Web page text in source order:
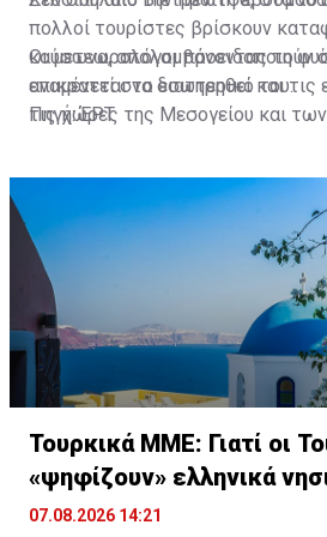
πολλοί τουρίστες βρίσκουν
καύσωνα, απολαμβάνοντας τη
επικρατεί στο εσωτερικό του.
Οι μετεωρολόγοι προειδοποιούν
αναμένεται να διατηρηθεί και
τις χώρες της Μεσογείου και
θερμοκρασίες και αυξημένους
δημόσια υγεία και την εκδήλωση
Πηγή: ΕΡΤ
Τουρκικά ΜΜΕ: Γιατί οι
«ψηφίζουν» ελληνικά
07.08.2026 14:21